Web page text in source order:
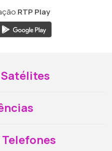
RTP Play
Satélites
Telefones